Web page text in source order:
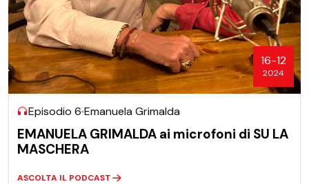
16-12
2024
Episodio 6 Emanuela Grimalda
EMANUELA GRIMALDA ai microfoni di SU LA
MASCHERA
ASCOLTA IL PODCAST